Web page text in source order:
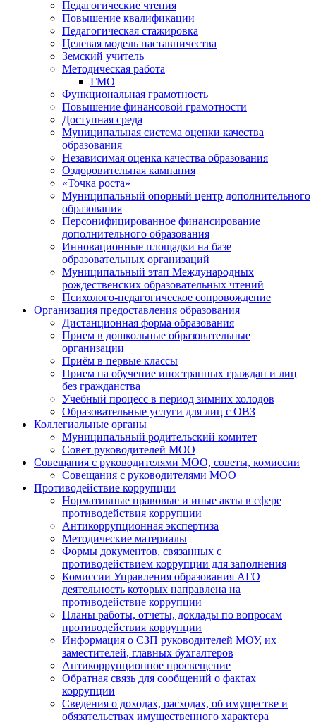
Педагогические чтения
Повышение квалификации
Педагогическая стажировка
Целевая модель наставничества
Земский учитель
Методическая работа
ГМО
Функциональная грамотность
Повышение финансовой грамотности
Доступная среда
Муниципальная система оценки качества
образования
Независимая оценка качества образования
Оздоровительная кампания
«Точка роста»
Муниципальный опорный центр дополнительного
образования
Персонифицированное финансирование
дополнительного образования
Инновационные площадки на базе
образовательных организаций
Муниципальный этап Международных
рождественских образовательных чтений
Психолого-педагогическое сопровождение
Организация предоставления образования
Дистанционная форма образования
Прием в дошкольные образовательные
организации
Приём в первые классы
Прием на обучение иностранных граждан и лиц
без гражданства
Учебный процесс в период зимних холодов
Образовательные услуги для лиц с ОВЗ
Коллегиальные органы
Муниципальный родительский комитет
Совет руководителей МОО
Совещания с руководителями МОО, советы, комиссии
Совещания с руководителями МОО
Противодействие коррупции
Нормативные правовые и иные акты в сфере
противодействия коррупции
Антикоррупционная экспертиза
Методические материалы
Формы документов, связанных с
противодействием коррупции для заполнения
Комиссии Управления образования АГО
деятельность которых направлена на
противодействие коррупции
Планы работы, отчеты, доклады по вопросам
противодействия коррупции
Информация о СЗП руководителей МОУ, их
заместителей, главных бухгалтеров
Антикоррупционное просвещение
Обратная связь для сообщений о фактах
коррупции
Сведения о доходах, расходах, об имуществе и
обязательствах имущественного характера